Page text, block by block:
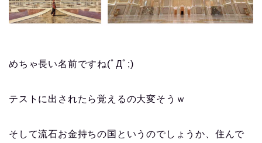
めちゃ長い名前ですね(ﾟДﾟ;)
テストに出されたら覚えるの大変そうｗ
そして流石お金持ちの国というのでしょうか、住んで